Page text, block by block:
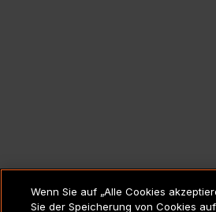
Wenn Sie auf „Alle Cookies
Sie der Speicherung von Cookies